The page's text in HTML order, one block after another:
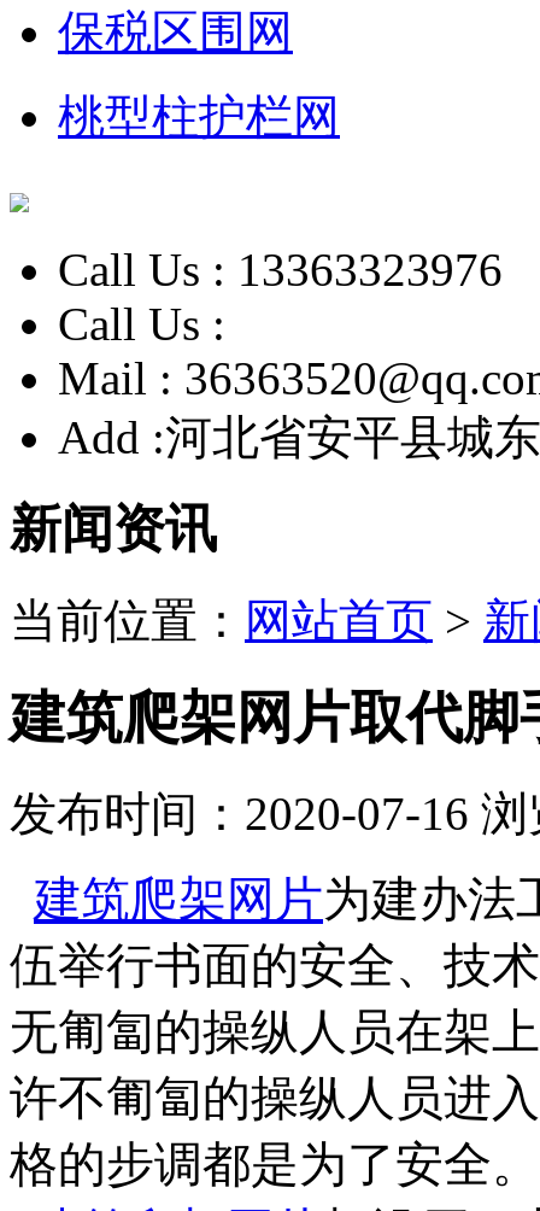
保税区围网
桃型柱护栏网
Call Us : 13363323976
Call Us :
Mail :
Add :河北省安平县城
新闻资讯
当前位置： 网站首页 >
建筑爬架网片取代脚
发布时间：2020-07-16 浏
建筑爬架网片为建办法
伍举行书面的安全、技
无匍匐的操纵人员在架
许不匍匐的操纵人员进
格的步调都是为了安全。